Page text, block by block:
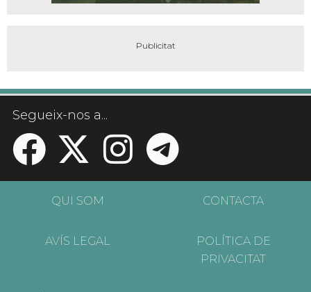
Segueix-nos a...
QUI SOM CONTACTA
AVÍS LEGAL
POLÍTICA DE
PRIVACITAT